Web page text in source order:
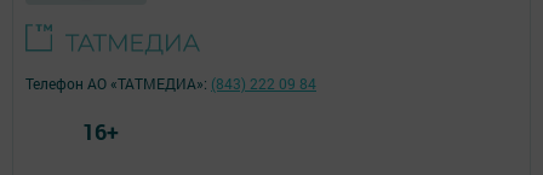
Телефон АО «ТАТМЕДИА»: (843) 222 09 84
16+